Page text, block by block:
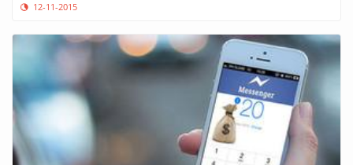
12-11-2015